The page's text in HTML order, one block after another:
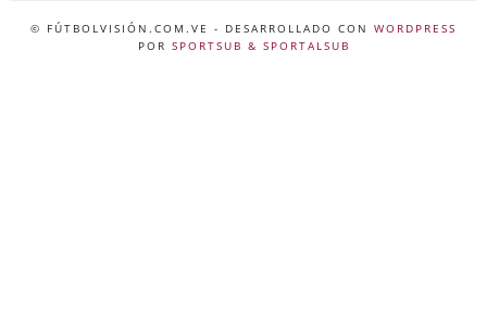
© FÚTBOLVISIÓN.COM.VE - DESARROLLADO CON WORDPRESS
POR SPORTSUB & SPORTALSUB